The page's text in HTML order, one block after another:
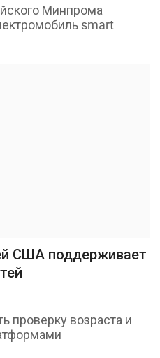
Минпрома
smart
США поддерживает
возраста и